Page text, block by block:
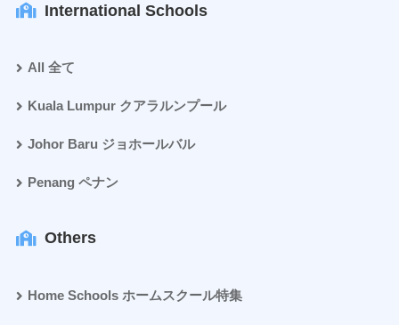
International Schools
All 全て
Kuala Lumpur クアラルンプール
Johor Baru ジョホールバル
Penang ペナン
Others
Home Schools ホームスクール特集